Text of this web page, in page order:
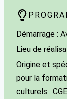
Démarrage :
Lieu de
Origine et
pour la
culturels :